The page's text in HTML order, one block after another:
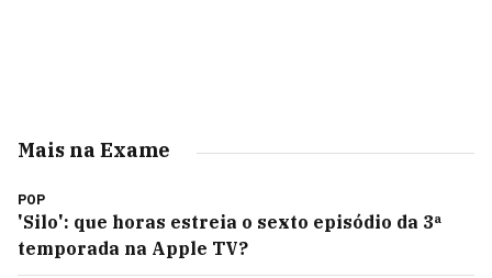
Mais na Exame
POP
'Silo': que horas estreia o sexto episódio da 3ª
temporada na Apple TV?